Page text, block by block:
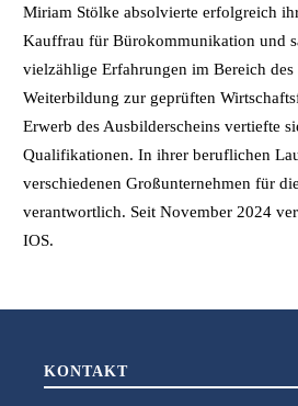
Miriam Stölke absolvierte erfolgreich
Kauffrau für Bürokommunikation und
vielzählige Erfahrungen im Bereich
Weiterbildung zur geprüften
Erwerb des Ausbilderscheins vertiefte
Qualifikationen. In ihrer beruflichen
verschiedenen Großunternehmen für
verantwortlich. Seit November 2024
IOS.
KONTAKT